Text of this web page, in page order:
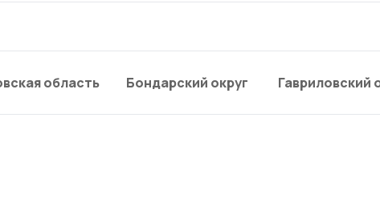
область Бондарский округ Гавриловский